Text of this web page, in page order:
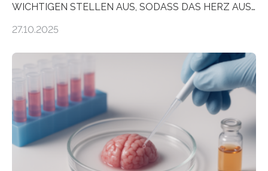
WICHTIGEN STELLEN AUS, SODASS DAS HERZ AUS
aus dem Deutschen Zentrum für Herzinsuffizienz
im Journal Circulation, warum der Energietransport bei
der Hypertrophen Kardiomyopathie (HCM) versagen
kann und wie sich durch eine Verringerung der
Herzbelastung und des oxidativen Stresses
Rhythmusstörungen reduzieren lassen. Würzburg. Die
hypertrophe Kardiomyopathie (HCM) ist die häufigste
erblich bedingte Herzerkrankung. Sie führt dazu, dass
sich die linke Herzkammer verdickt, der Herzmuskel zu
27.10.2025